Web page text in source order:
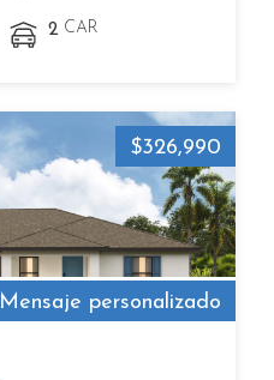
2 CAR
Mensaje personalizado
$326,990